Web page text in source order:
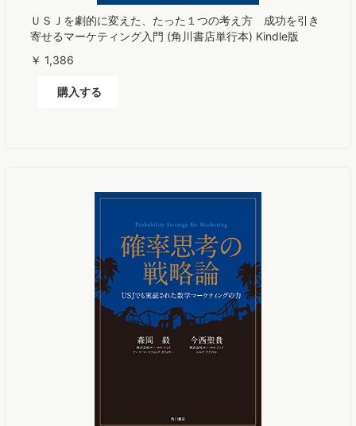
ＵＳＪを劇的に変えた、たった１つの考え方 成功を引き
寄せるマーケティング入門 (角川書店単行本) Kindle版
￥ 1,386
購入する